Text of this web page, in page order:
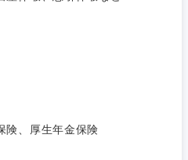
険、厚生年金保険
和歌山県